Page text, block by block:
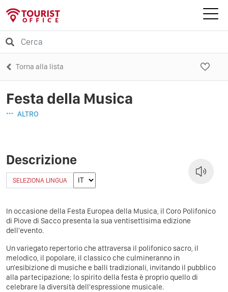
Torna alla lista
Festa della Musica
ALTRO
Descrizione
SELEZIONA LINGUA
In occasione della Festa Europea della Musica, il Coro Polifonico
di Piove di Sacco presenta la sua ventisettisima edizione
dell'evento.
Un variegato repertorio che attraversa il polifonico sacro, il
melodico, il popolare, il classico che culmineranno in
un'esibizione di musiche e balli tradizionali, invitando il pubblico
alla partecipazione; lo spirito della festa è proprio quello di
celebrare la diversità dell'espressione musicale.